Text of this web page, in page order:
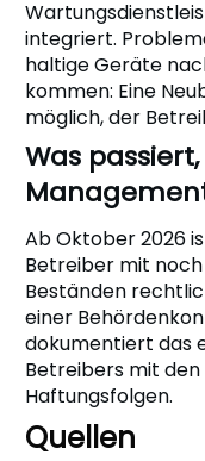
integriert.
haltige Geräte
kommen: Eine
möglich, der
Was
Ab Oktober 2026
Betreiber mit
Beständen
einer
dokumentiert das
Betreibers mit
Haftungsfolgen.
Quellen